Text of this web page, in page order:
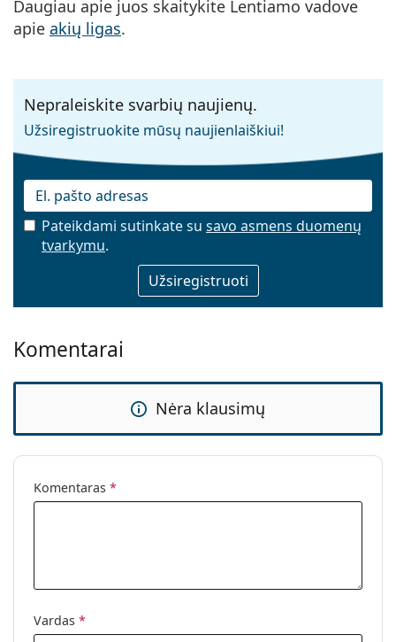
Daugiau apie juos skaitykite Lentiamo vadove
apie akių ligas.
Nepraleiskite svarbių naujienų.
Užsiregistruokite mūsų naujienlaiškiui!
Pateikdami sutinkate su savo asmens duomenų
tvarkymu.
Komentarai
Nėra klausimų
Komentaras *
Vardas *